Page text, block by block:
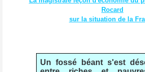
Rocard
sur la situation de la
Un fossé béant s'est